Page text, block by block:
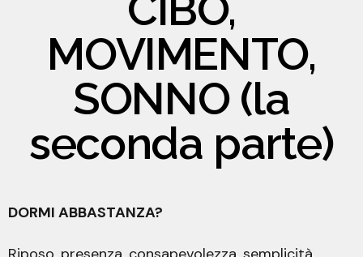
MOVIMENTO,
SONNO (la
seconda parte)
DORMI ABBASTANZA?